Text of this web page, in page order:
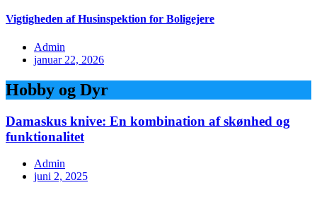
Vigtigheden af Husinspektion for Boligejere
Admin
januar 22, 2026
Hobby og Dyr
Damaskus knive: En kombination af skønhed og
funktionalitet
Admin
juni 2, 2025